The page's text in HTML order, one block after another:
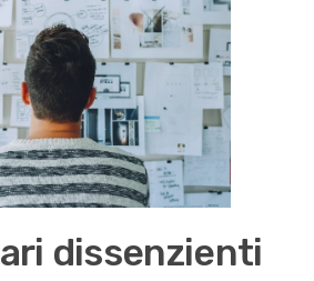
dissenzienti